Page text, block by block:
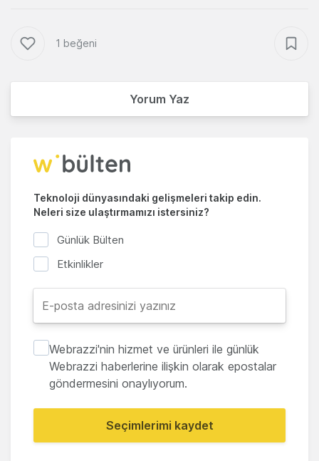
1 beğeni
Yorum Yaz
Teknoloji dünyasındaki gelişmeleri takip edin.
Neleri size ulaştırmamızı istersiniz?
Günlük Bülten
Etkinlikler
Webrazzi'nin hizmet ve ürünleri ile günlük
Webrazzi haberlerine ilişkin olarak epostalar
göndermesini onaylıyorum.
Seçimlerimi kaydet